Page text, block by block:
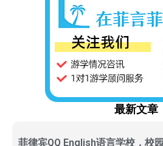
最新文章
菲律宾QQ English语言学校，校